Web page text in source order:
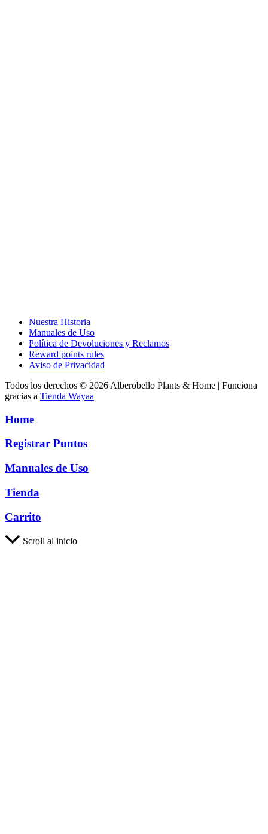
Nuestra Historia
Manuales de Uso
Política de Devoluciones y Reclamos
Reward points rules
Aviso de Privacidad
Todos los derechos © 2026 Alberobello Plants & Home | Funciona
gracias a Tienda Wayaa
Home
Registrar Puntos
Manuales de Uso
Tienda
Carrito
Scroll al inicio